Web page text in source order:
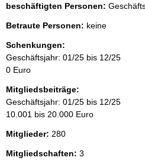
beschäftigten Personen:
Betraute Personen: keine
Schenkungen:
Geschäftsjahr: 01/25 bis 12/25
0 Euro
Mitgliedsbeiträge:
Geschäftsjahr: 01/25 bis 12/25
10.001 bis 20.000 Euro
Mitglieder: 280
Mitgliedschaften: 3